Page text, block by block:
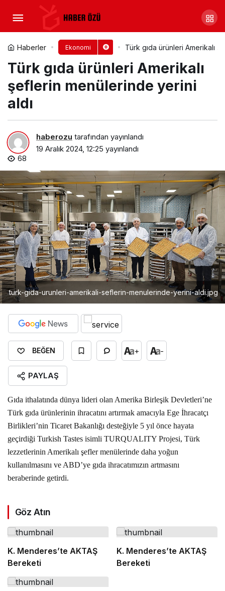
Haberler Ekonomi Türk gıda ürünleri Amerikalı
Türk gıda ürünleri Amerikalı
şeflerin menülerinde yerini
aldı
haberozu tarafından yayınlandı
19 Aralık 2024, 12:25 yayınlandı
68
turk-gida-urunleri-amerikali-seflerin-menulerinde-yerini-aldi.jpg
BEĞEN + -
PAYLAŞ
Gıda ithalatında dünya lideri olan Amerika Birleşik Devletleri’ne
Türk gıda ürünlerinin ihracatını artırmak amacıyla Ege İhracatçı
Birlikleri’nin Ticaret Bakanlığı desteğiyle 5 yıl önce hayata
geçirdiği Turkish Tastes isimli TURQUALITY Projesi, Türk
lezzetlerinin Amerikalı şefler menülerinde daha yoğun
kullanılmasını ve ABD’ye gıda ihracatımızın artmasını
beraberinde getirdi.
Göz Atın
K. Menderes’te AKTAŞ
Bereketi
K. Menderes’te AKTAŞ
Bereketi
Kadın girişimciler, Boyner
Grup’la 10. kez ‘İyi İşler’de buluşuyor
Yorum Yap